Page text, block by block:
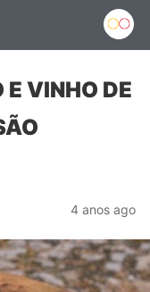
E VINHO DE
4 anos ago